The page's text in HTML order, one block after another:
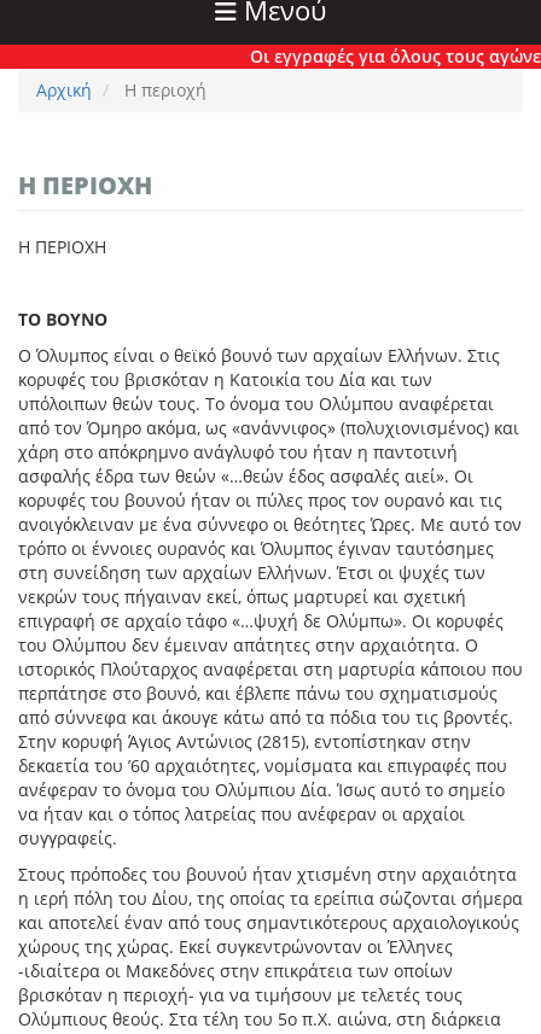
Μενού
Οι εγγραφές για όλους τους αγώνες
Αρχική
Η περιοχή
Η ΠΕΡΙΟΧΉ
Η ΠΕΡΙΟΧΗ
ΤΟ ΒΟΥΝΟ
Ο Όλυμπος είναι ο θεϊκό βουνό των αρχαίων Ελλήνων. Στις
κορυφές του βρισκόταν η Κατοικία του Δία και των
υπόλοιπων θεών τους. Το όνομα του Ολύμπου αναφέρεται
από τον Όμηρο ακόμα, ως «ανάννιφος» (πολυχιονισμένος) και
χάρη στο απόκρημνο ανάγλυφό του ήταν η παντοτινή
ασφαλής έδρα των θεών «…θεών έδος ασφαλές αιεί». Οι
κορυφές του βουνού ήταν οι πύλες προς τον ουρανό και τις
ανοιγόκλειναν με ένα σύννεφο οι θεότητες Ώρες. Με αυτό τον
τρόπο οι έννοιες ουρανός και Όλυμπος έγιναν ταυτόσημες
στη συνείδηση των αρχαίων Ελλήνων. Έτσι οι ψυχές των
νεκρών τους πήγαιναν εκεί, όπως μαρτυρεί και σχετική
επιγραφή σε αρχαίο τάφο «…ψυχή δε Ολύμπω». Οι κορυφές
του Ολύμπου δεν έμειναν απάτητες στην αρχαιότητα. Ο
ιστορικός Πλούταρχος αναφέρεται στη μαρτυρία κάποιου που
περπάτησε στο βουνό, και έβλεπε πάνω του σχηματισμούς
από σύννεφα και άκουγε κάτω από τα πόδια του τις βροντές.
Στην κορυφή Άγιος Αντώνιος (2815), εντοπίστηκαν στην
δεκαετία του ’60 αρχαιότητες, νομίσματα και επιγραφές που
ανέφεραν το όνομα του Ολύμπιου Δία. Ίσως αυτό το σημείο
να ήταν και ο τόπος λατρείας που ανέφεραν οι αρχαίοι
συγγραφείς.
Στους πρόποδες του βουνού ήταν χτισμένη στην αρχαιότητα
η ιερή πόλη του Δίου, της οποίας τα ερείπια σώζονται σήμερα
και αποτελεί έναν από τους σημαντικότερους αρχαιολογικούς
χώρους της χώρας. Εκεί συγκεντρώνονταν οι Έλληνες
-ιδιαίτερα οι Μακεδόνες στην επικράτεια των οποίων
βρισκόταν η περιοχή- για να τιμήσουν με τελετές τους
Ολύμπιους θεούς. Στα τέλη του 5ο π.Χ. αιώνα, στη διάρκεια